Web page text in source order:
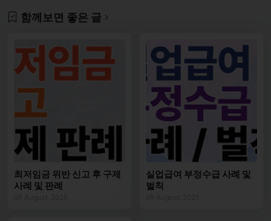
함께보면 좋은 글
최저임금 위반 신고 후 구제
사례 및 판례
실업급여 부정수급 사례 및
벌칙